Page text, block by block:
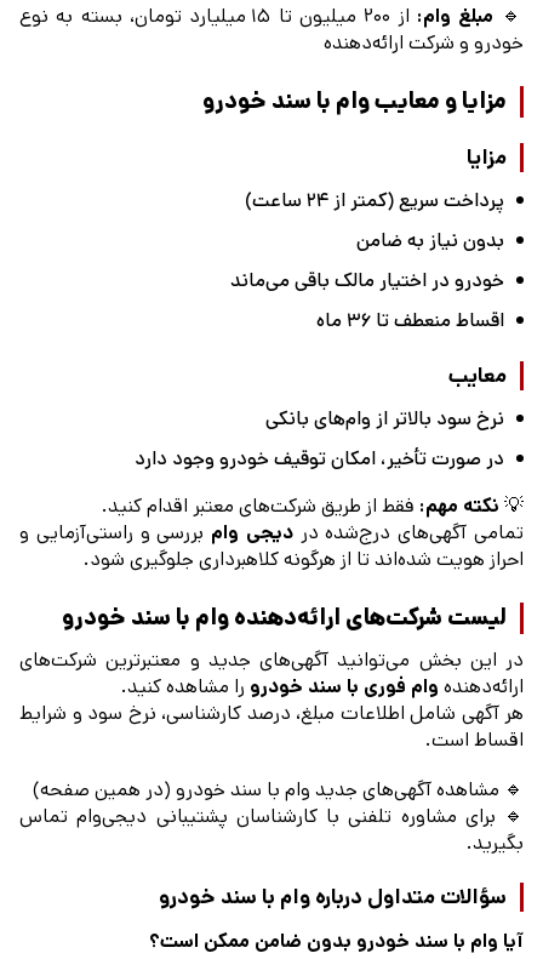
🔹 مبلغ وام:
از ۲۰۰ میلیون تا ۱۵ میلیارد تومان، بسته به نوع
خودرو و شرکت ارائه‌دهنده
مزایا و معایب وام با سند خودرو
مزایا
پرداخت سریع (کمتر از ۲۴ ساعت)
بدون نیاز به ضامن
خودرو در اختیار مالک باقی می‌ماند
اقساط منعطف تا ۳۶ ماه
معایب
نرخ سود بالاتر از وام‌های بانکی
در صورت تأخیر، امکان توقیف خودرو وجود دارد
💡 نکته مهم: فقط از طریق شرکت‌های معتبر اقدام کنید.
تمامی آگهی‌های درج‌شده دردیجی وام بررسی و راستی‌آزمایی و
احراز هویت شده‌اند تا از هرگونه کلاهبرداری جلوگیری شود.
لیست شرکت‌های ارائه‌دهنده وام با سند خودرو
در این بخش می‌توانید آگهی‌های جدید و معتبرترین شرکت‌های
ارائه‌دهنده وام فوری با سند خودرو را مشاهده کنید.
هر آگهی شامل اطلاعات مبلغ، درصد کارشناسی، نرخ سود و شرایط
اقساط است.
🔹 مشاهده آگهی‌های جدید وام با سند خودرو (در همین صفحه)
🔹 برای مشاوره تلفنی با کارشناسان پشتیبانی دیجی‌وام تماس
بگیرید.
سؤالات متداول درباره وام با سند خودرو
آیا وام با سند خودرو بدون ضامن ممکن است؟